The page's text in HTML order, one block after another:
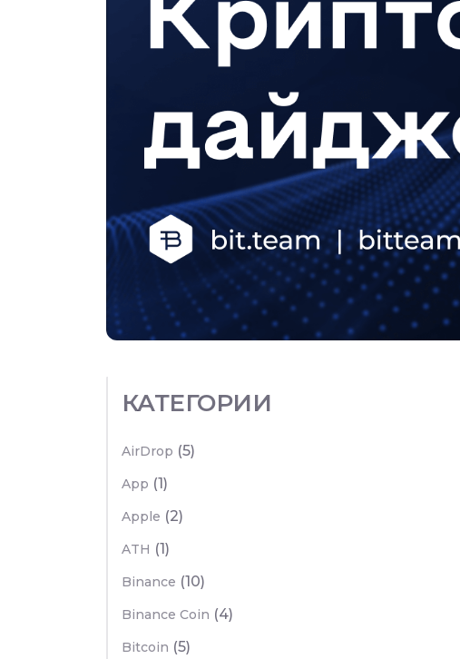
КАТЕГОРИИ
AirDrop (5)
App (1)
Apple (2)
ATH (1)
Binance (10)
Binance Coin (4)
Bitcoin (5)